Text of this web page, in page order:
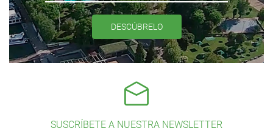
DESCÚBRELO
SUSCRÍBETE A NUESTRA NEWSLETTER